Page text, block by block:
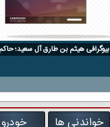
بیوگرافی هیثم بن طارق آل سعید؛
خواندنی ها خودرو